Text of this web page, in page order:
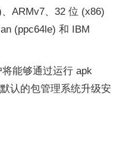
ARMv7、32 位 (x86)
(ppc64le) 和 IBM
能够通过运行 apk
认的包管理系统升级安